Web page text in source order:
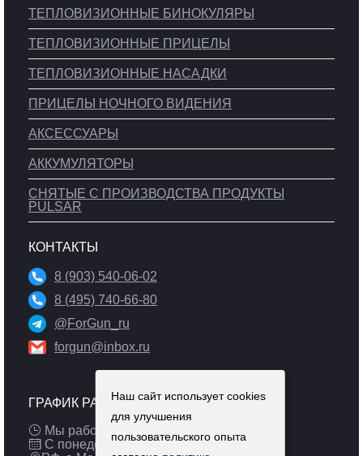
ТЕПЛОВИЗИОННЫЕ БИНОКУЛЯРЫ
ТЕПЛОВИЗИОННЫЕ ПРИЦЕЛЫ
ТЕПЛОВИЗИОННЫЕ НАСАДКИ
ПРИЦЕЛЫ НОЧНОГО ВИДЕНИЯ
АКСЕССУАРЫ
АККУМУЛЯТОРЫ
СНЯТЫЕ С ПРОИЗВОДСТВА ПРОДУКТЫ
PULSAR
КОНТАКТЫ
8 (903) 540-06-02
8 (495) 740-66-80
@ForGun_ru
forgun@inbox.ru
ГРАФИК РАБОТЫ
Мы работаем: 9:00 — 19:00 (МСК)
С понедельника по пятницу
Наш сайт использует cookies
для улучшения
пользовательского опыта